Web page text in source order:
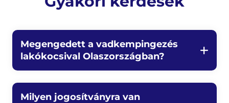
Megengedett a vadkempingezés
lakókocsival Olaszországban?
Milyen jogosítványra van